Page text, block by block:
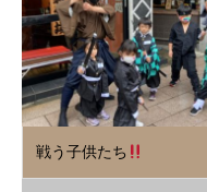
戦う子供たち